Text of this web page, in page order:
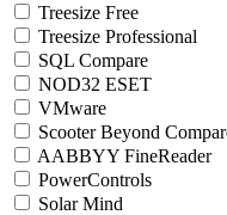
Treesize Free
Treesize Professional
SQL Compare
NOD32 ESET
VMware
Scooter Beyond
AABBYY FineReader
PowerControls
Solar Mind